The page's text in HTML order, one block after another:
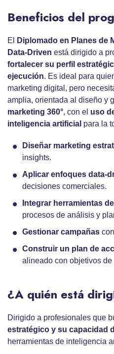
Beneficios del
El
Diplomado en Planes de
Data-Driven está dirigido a
fortalecer su perfil
ejecución. Es ideal para
marketing digital, pero
amplia, orientada al diseño y
marketing 360°, con el uso
inteligencia artificial para la
Diseñar marketing
insights.
Aplicar enfoques data-
decisiones comerciales.
Integrar herramientas
procesos de análisis y
Gestionar campañas
Construir un plan de
alineado con objetivos de
¿A quién está
Dirigido a profesionales que
estratégico y su capacidad
herramientas de inteligencia